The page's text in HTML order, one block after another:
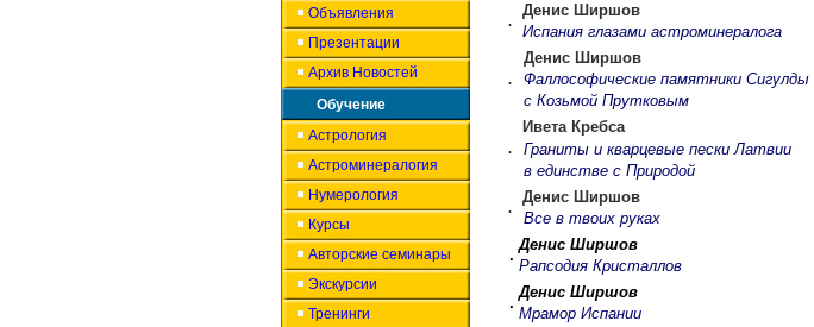
Объявления
Презентации
Архив Новостей
Обучение
Астрология
Астроминералогия
Нумерология
Курсы
Авторские семинары
Экскурсии
Тренинги
.
Денис Ширшов
Испания глазами астроминералога
.
Денис Ширшов
Фаллософические памятники Сигулды
с Козьмой Прутковым
.
Ивета Кребса
Граниты и кварцевые пески Латвии
в единстве с Природой
.
Денис Ширшов
Все в твоих руках
.
Денис Ширшов
Рапсодия Кристаллов
.
Денис Ширшов
Мрамор Испании